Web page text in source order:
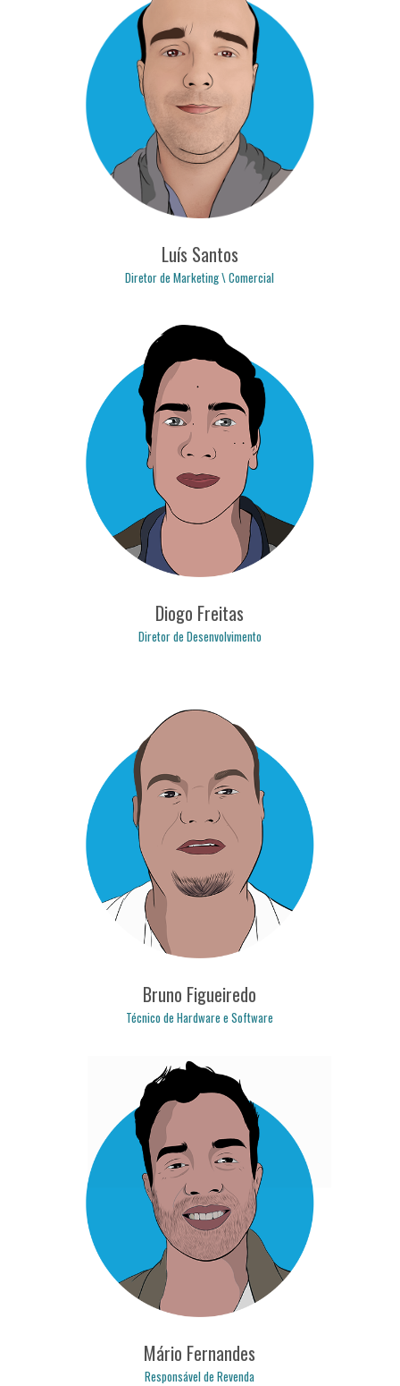
cristina.janeiro@logicpulse.com
luis.santos@logicpulse.com
Luís Santos
Diretor de Marketing \ Comercial
diogo.freitas@logicpulse.com
Diogo Freitas
Diretor de Desenvolvimento
bruno.figueiredo@logicpulse.com
Bruno Figueiredo
Técnico de Hardware e Software
Mário Fernandes
Responsável de Revenda